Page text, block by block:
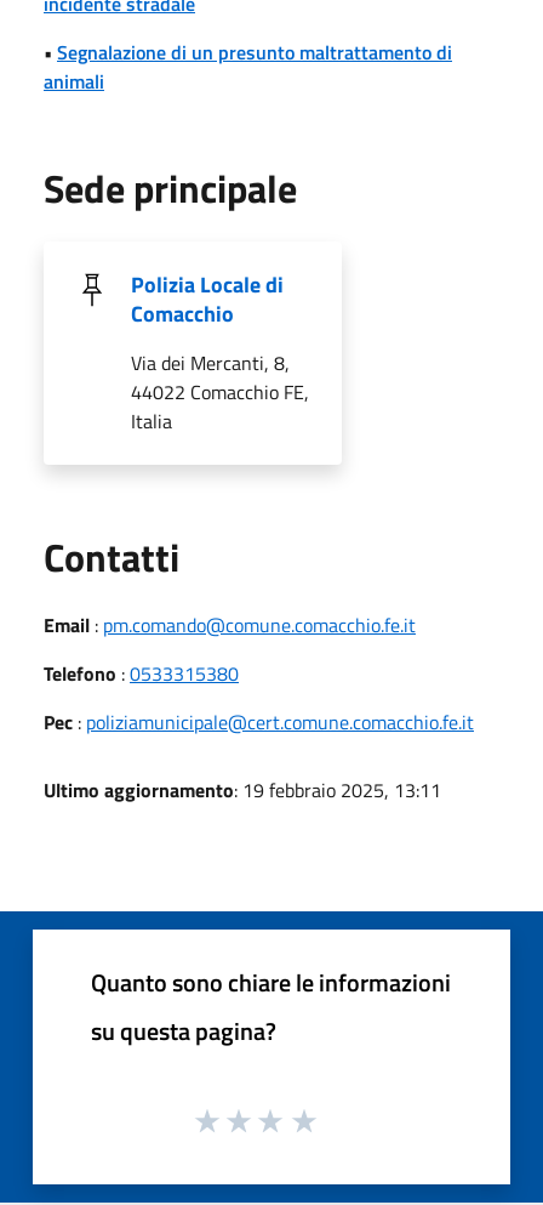
• Segnalazione di un presunto maltrattamento di
animali
Sede principale
Polizia Locale di
Comacchio
Via dei Mercanti, 8,
44022 Comacchio FE,
Italia
Contatti
Email : pm.comando@comune.comacchio.fe.it
Telefono :0533315380
Pec : poliziamunicipale@cert.comune.comacchio.fe.it
Ultimo aggiornamento: 19 febbraio 2025, 13:11
Quanto sono chiare le informazioni
su questa pagina?